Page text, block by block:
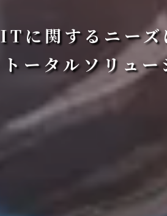
ITに関するニーズ
トータルソリュ